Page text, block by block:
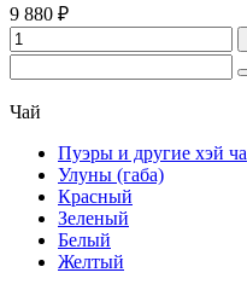
9 880 ₽
Чай
Пуэры и другие хэй ча
Улуны (габа)
Красный
Зеленый
Белый
Желтый